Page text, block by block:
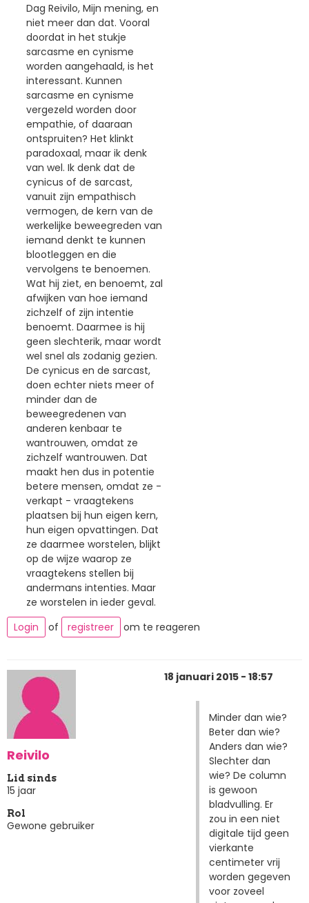
Dag Reivilo, Mijn mening, en
niet meer dan dat. Vooral
doordat in het stukje
sarcasme en cynisme
worden aangehaald, is het
interessant. Kunnen
sarcasme en cynisme
vergezeld worden door
empathie, of daaraan
ontspruiten? Het klinkt
paradoxaal, maar ik denk
van wel. Ik denk dat de
cynicus of de sarcast,
vanuit zijn empathisch
vermogen, de kern van de
werkelijke beweegreden van
iemand denkt te kunnen
blootleggen en die
vervolgens te benoemen.
Wat hij ziet, en benoemt, zal
afwijken van hoe iemand
zichzelf of zijn intentie
benoemt. Daarmee is hij
geen slechterik, maar wordt
wel snel als zodanig gezien.
De cynicus en de sarcast,
doen echter niets meer of
minder dan de
beweegredenen van
anderen kenbaar te
wantrouwen, omdat ze
zichzelf wantrouwen. Dat
maakt hen dus in potentie
betere mensen, omdat ze -
verkapt - vraagtekens
plaatsen bij hun eigen kern,
hun eigen opvattingen. Dat
ze daarmee worstelen, blijkt
op de wijze waarop ze
vraagtekens stellen bij
andermans intenties. Maar
ze worstelen in ieder geval.
Login
of registreer om te reageren
Reivilo
Lid sinds
15 jaar
Rol
Gewone gebruiker
18 januari 2015 - 18:57
Minder dan wie?
Beter dan wie?
Anders dan wie?
Slechter dan
wie? De column
is gewoon
bladvulling. Er
zou in een niet
digitale tijd geen
vierkante
centimeter vrij
worden gegeven
voor zoveel